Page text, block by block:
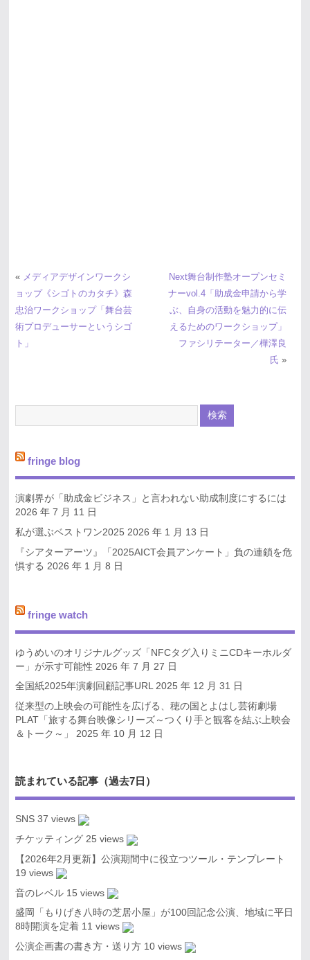
« メディアデザインワークシ
ョップ《シゴトのカタチ》森
忠治ワークショップ「舞台芸
術プロデューサーというシゴ
ト」
Next舞台制作塾オープンセミ
ナーvol.4「助成金申請から学
ぶ、自身の活動を魅力的に伝
えるためのワークショップ」
ファシリテーター／樺澤良
氏 »
fringe blog
演劇界が「助成金ビジネス」と言われない助成制度にするには
2026 年 7 月 11 日
私が選ぶベストワン2025 2026 年 1 月 13 日
『シアターアーツ』「2025AICT会員アンケート」負の連鎖を危
惧する 2026 年 1 月 8 日
fringe watch
ゆうめいのオリジナルグッズ「NFCタグ入りミニCDキーホルダ
ー」が示す可能性 2026 年 7 月 27 日
全国紙2025年演劇回顧記事URL 2025 年 12 月 31 日
従来型の上映会の可能性を広げる、穂の国とよはし芸術劇場
PLAT「旅する舞台映像シリーズ～つくり手と観客を結ぶ上映会
＆トーク～」
2025 年 10 月 12 日
読まれている記事（過去7日）
SNS 37 views
チケッティング 25 views
【2026年2月更新】公演期間中に役立つツール・テンプレート
19 views
音のレベル 15 views
盛岡「もりげき八時の芝居小屋」が100回記念公演、地域に平日
8時開演を定着 11 views
公演企画書の書き方・送り方 10 views